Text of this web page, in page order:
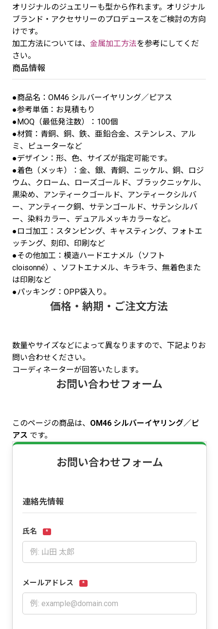
オリジナルのジュエリーも型から作れます。オリジナル
ブランド・アクセサリーのプロデュースをご検討の方向
けです。
加工方法については、 金属加工方法を参考にしてくだ
さい。
商品情報
●商品名：OM46 シルバーイヤリング／ピアス
●参考単価：お見積もり
●MOQ（最低発注数）：100個
●材質：青銅、銅、鉄、亜鉛合金、ステンレス、アル
ミ、ピューターなど
●デザイン：形、色、サイズが指定可能です。
●着色（メッキ）：金、銀、青銅、ニッケル、銅、ロジ
ウム、クローム、ローズゴールド、ブラックニッケル、
黒染め、アンティークゴールド、アンティークシルバ
ー、アンティーク銅、サテンゴールド、サテンシルバ
ー、染料カラー、デュアルメッキカラーなど。
●ロゴ加工：スタンピング、キャスティング、フォトエ
ッチング、刻印、印刷など
●その他加工：模造ハードエナメル（ソフト
cloisonné）、ソフトエナメル、キラキラ、無着色また
は印刷など
●パッキング：OPP袋入り。
価格・納期・ご注文方法
数量やサイズなどによって異なりますので、下記よりお
問い合わせください。
コーディネーターが回答いたします。
お問い合わせフォーム
このページの商品は、 OM46 シルバーイヤリング／ピ
アス です。
お問い合わせフォーム
連絡先情報
氏名 *
メールアドレス *